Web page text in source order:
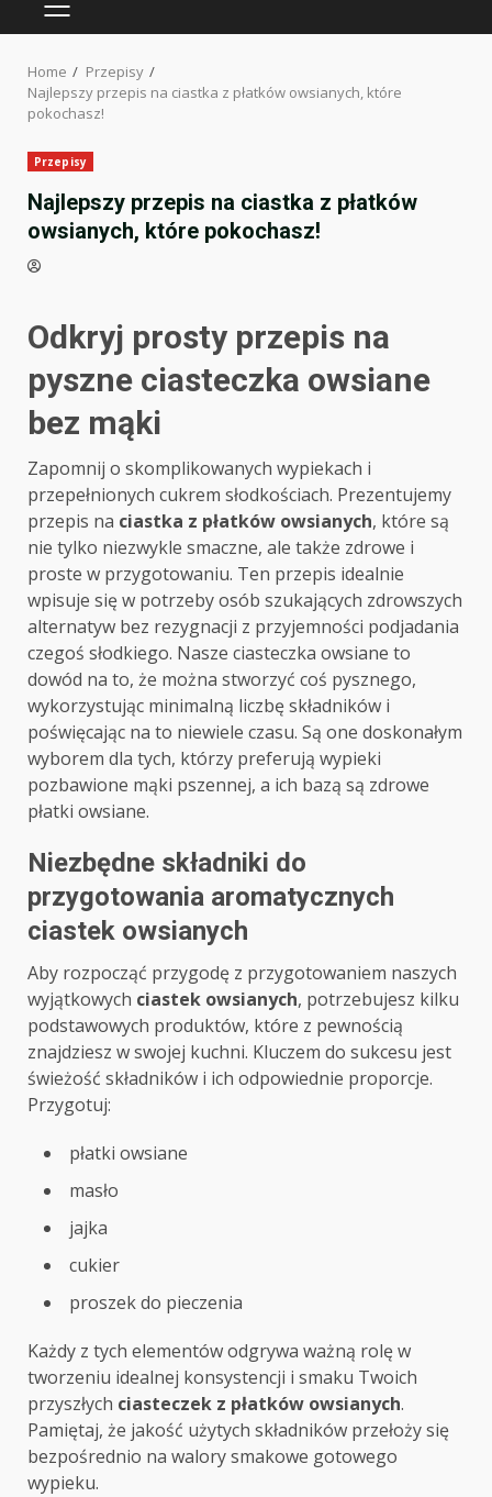
PRIMARY
Home
Przepisy
Najlepszy przepis na ciastka z płatków owsianych, które
pokochasz!
Przepisy
Najlepszy przepis na ciastka z płatków
owsianych, które pokochasz!
Odkryj prosty przepis na
pyszne ciasteczka owsiane
bez mąki
Zapomnij o skomplikowanych wypiekach i
przepełnionych cukrem słodkościach. Prezentujemy
przepis na ciastka z płatków owsianych, które są
nie tylko niezwykle smaczne, ale także zdrowe i
proste w przygotowaniu. Ten przepis idealnie
wpisuje się w potrzeby osób szukających zdrowszych
alternatyw bez rezygnacji z przyjemności podjadania
czegoś słodkiego. Nasze ciasteczka owsiane to
dowód na to, że można stworzyć coś pysznego,
wykorzystując minimalną liczbę składników i
poświęcając na to niewiele czasu. Są one doskonałym
wyborem dla tych, którzy preferują wypieki
pozbawione mąki pszennej, a ich bazą są zdrowe
płatki owsiane.
Niezbędne składniki do
przygotowania aromatycznych
ciastek owsianych
Aby rozpocząć przygodę z przygotowaniem naszych
wyjątkowych ciastek owsianych, potrzebujesz kilku
podstawowych produktów, które z pewnością
znajdziesz w swojej kuchni. Kluczem do sukcesu jest
świeżość składników i ich odpowiednie proporcje.
Przygotuj:
płatki owsiane
masło
jajka
cukier
proszek do pieczenia
Każdy z tych elementów odgrywa ważną rolę w
tworzeniu idealnej konsystencji i smaku Twoich
przyszłych ciasteczek z płatków owsianych.
Pamiętaj, że jakość użytych składników przełoży się
bezpośrednio na walory smakowe gotowego
wypieku.